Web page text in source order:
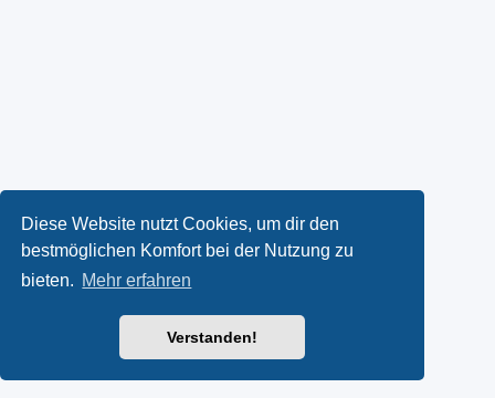
Diese Website nutzt Cookies, um dir den
bestmöglichen Komfort bei der Nutzung zu
bieten. Mehr erfahren
Verstanden!